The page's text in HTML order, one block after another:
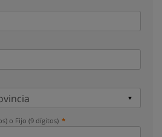
o Fijo (9 dígitos)